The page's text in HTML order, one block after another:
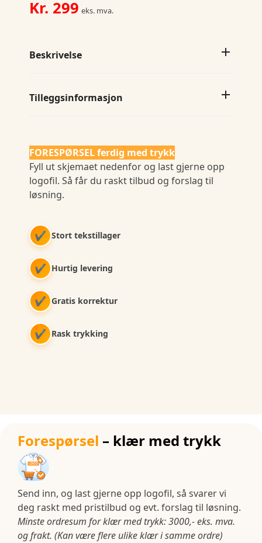
Kr. 299 eks. mva.
Beskrivelse
Tilleggsinformasjon
FORESPØRSEL ferdig med trykk
Fyll ut skjemaet nedenfor og last gjerne opp
logofil. Så får du raskt tilbud og forslag til
løsning.
✔ Stort tekstillager
✔ Hurtig levering
✔ Gratis korrektur
✔ Rask trykking
Forespørsel – klær med trykk
Send inn, og last gjerne opp logofil, så svarer vi
deg raskt med pristilbud og evt. forslag til løsning.
Minste ordresum for klær med trykk: 3000,- eks. mva.
og frakt. (Kan være flere ulike klær i samme ordre)